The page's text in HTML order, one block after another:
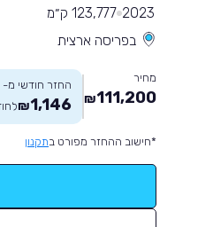
2023 123,777 ק״מ
בפריסה ארצית
מחיר
111,200
₪
החזר חודשי מ-
1,146
₪
*חישוב ההחזר מפורט בתקנון